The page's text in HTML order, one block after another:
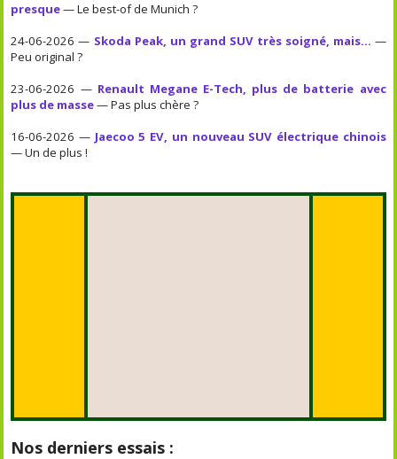
presque— Le best-of de Munich ?
24-06-2026 — Skoda Peak, un grand SUV très soigné, mais... —
Peu original ?
23-06-2026 — Renault Megane E-Tech, plus de batterie avec
plus de masse— Pas plus chère ?
16-06-2026 — Jaecoo 5 EV, un nouveau SUV électrique chinois
— Un de plus !
Nos derniers essais :